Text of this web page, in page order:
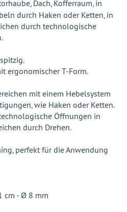
Dach, Kofferraum, in
durch Haken oder Ketten, in
durch technologische
ergonomischer T-Form.
mit einem Hebelsystem
wie Haken oder Ketten.
Öffnungen in
durch Drehen.
perfekt für die Anwendung
cm - Ø 8 mm